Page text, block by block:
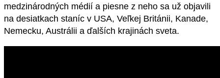
medzinárodných médií a piesne z neho sa už objavili
na desiatkach staníc v USA, Veľkej Británii, Kanade,
Nemecku, Austrálii a ďalších krajinách sveta.